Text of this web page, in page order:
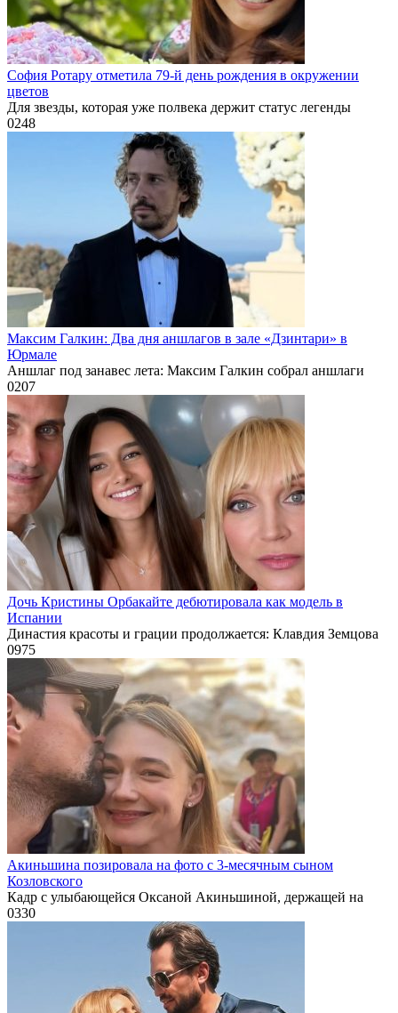
София Ротару отметила 79-й день рождения в окружении
цветов
Для звезды, которая уже полвека держит статус легенды
0248
Максим Галкин: Два дня аншлагов в зале «Дзинтари» в
Юрмале
Аншлаг под занавес лета: Максим Галкин собрал аншлаги
0207
Дочь Кристины Орбакайте дебютировала как модель в
Испании
Династия красоты и грации продолжается: Клавдия Земцова
0975
Акиньшина позировала на фото с 3-месячным сыном
Козловского
Кадр с улыбающейся Оксаной Акиньшиной, держащей на
0330